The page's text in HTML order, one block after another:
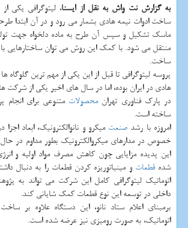
به گزارش نت واش به نقل از ایسنا، لیتوگرافی یکی
ساخت ادوات نیمه هادی بشمار می رود و در آن ابتدا
ماسک تشکیل و سپس آن طرح به ماده دلخواه جهت
منتقل می شود. با کمک این روش می توان ساختارهایی با
ساخت.
پروسه لیتوگرافی تا قبل از این یکی از مهم ترین گلوگاه
هادی در ایران بوده، اما در سال های اخیر یکی از شرکت
در پارک فناوری تهرانمحصولات متنوعی برای انجام
ساخته است.
امروزه با رشد صنعت میکرو و نانوالکترونیک، ابعاد
خصوص در مدارهای میکروالکترونیک بطور مداوم در
این پدیده مزایایی چون کاهش مصرف مواد اولیه و
شدهقطعات و مینیاتوریزه کردن قطعات را به دنبال
اتوماتیک لیتوگرافی کامل این شرکت می تواند به
داخلی در توسعه این نوع قطعات کمک شایانی کند.
برمبنای اعلام ستاد نانو، این دستگاه علاوه بر
اتوماتیک، به صورت رومیزی نیز عرضه شده است.